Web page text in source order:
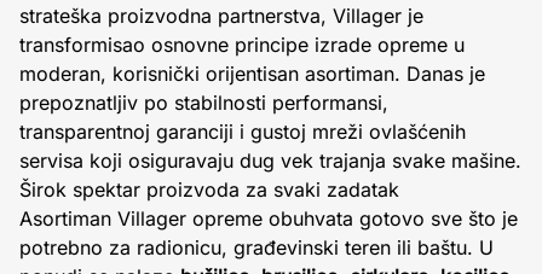
strateška proizvodna partnerstva, Villager je
transformisao osnovne principe izrade opreme u
moderan, korisnički orijentisan asortiman. Danas je
prepoznatljiv po stabilnosti performansi,
transparentnoj garanciji i gustoj mreži ovlašćenih
servisa koji osiguravaju dug vek trajanja svake mašine.
Širok spektar proizvoda za svaki zadatak
Asortiman Villager opreme obuhvata gotovo sve što je
potrebno za radionicu, građevinski teren ili baštu. U